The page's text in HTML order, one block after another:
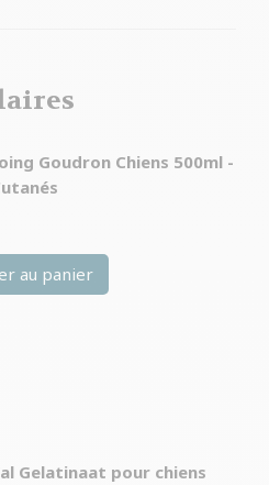
Goudron Chiens 500ml -
au panier
Gelatinaat pour chiens